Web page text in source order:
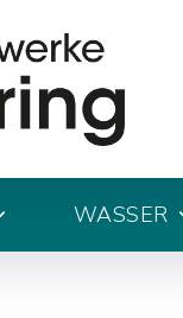
WASSER